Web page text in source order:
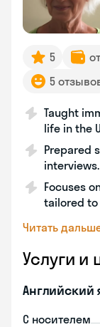
5
5
Taught
life in the
Prepared
interviews.
Focuses
tailored to
Читать
Услуги и
Английский
С носителем